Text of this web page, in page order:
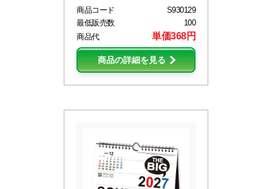
商品コード
S930129
最低販売数
100
商品代
単価368円
商品の詳細を見る